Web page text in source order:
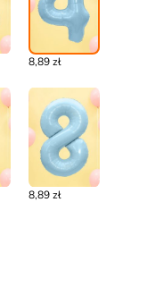
8,89 zł
8,89 zł